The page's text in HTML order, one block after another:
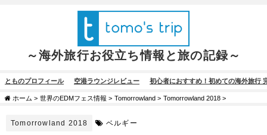
～海外旅行お役立ち情報と旅の記録～
とものプロフィール 空港ラウンジレビュー 初心者におすすめ！初めての海外旅行
ホーム > 世界のEDMフェス情報 > Tomorrowland > Tomorrowland 2018 >
Tomorrowland 2018 ベルギー